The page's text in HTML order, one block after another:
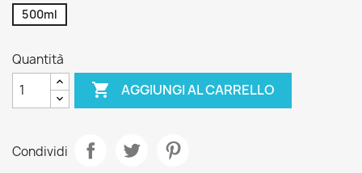
500ml
Quantità
 AGGIUNGI AL CARRELLO
Condividi